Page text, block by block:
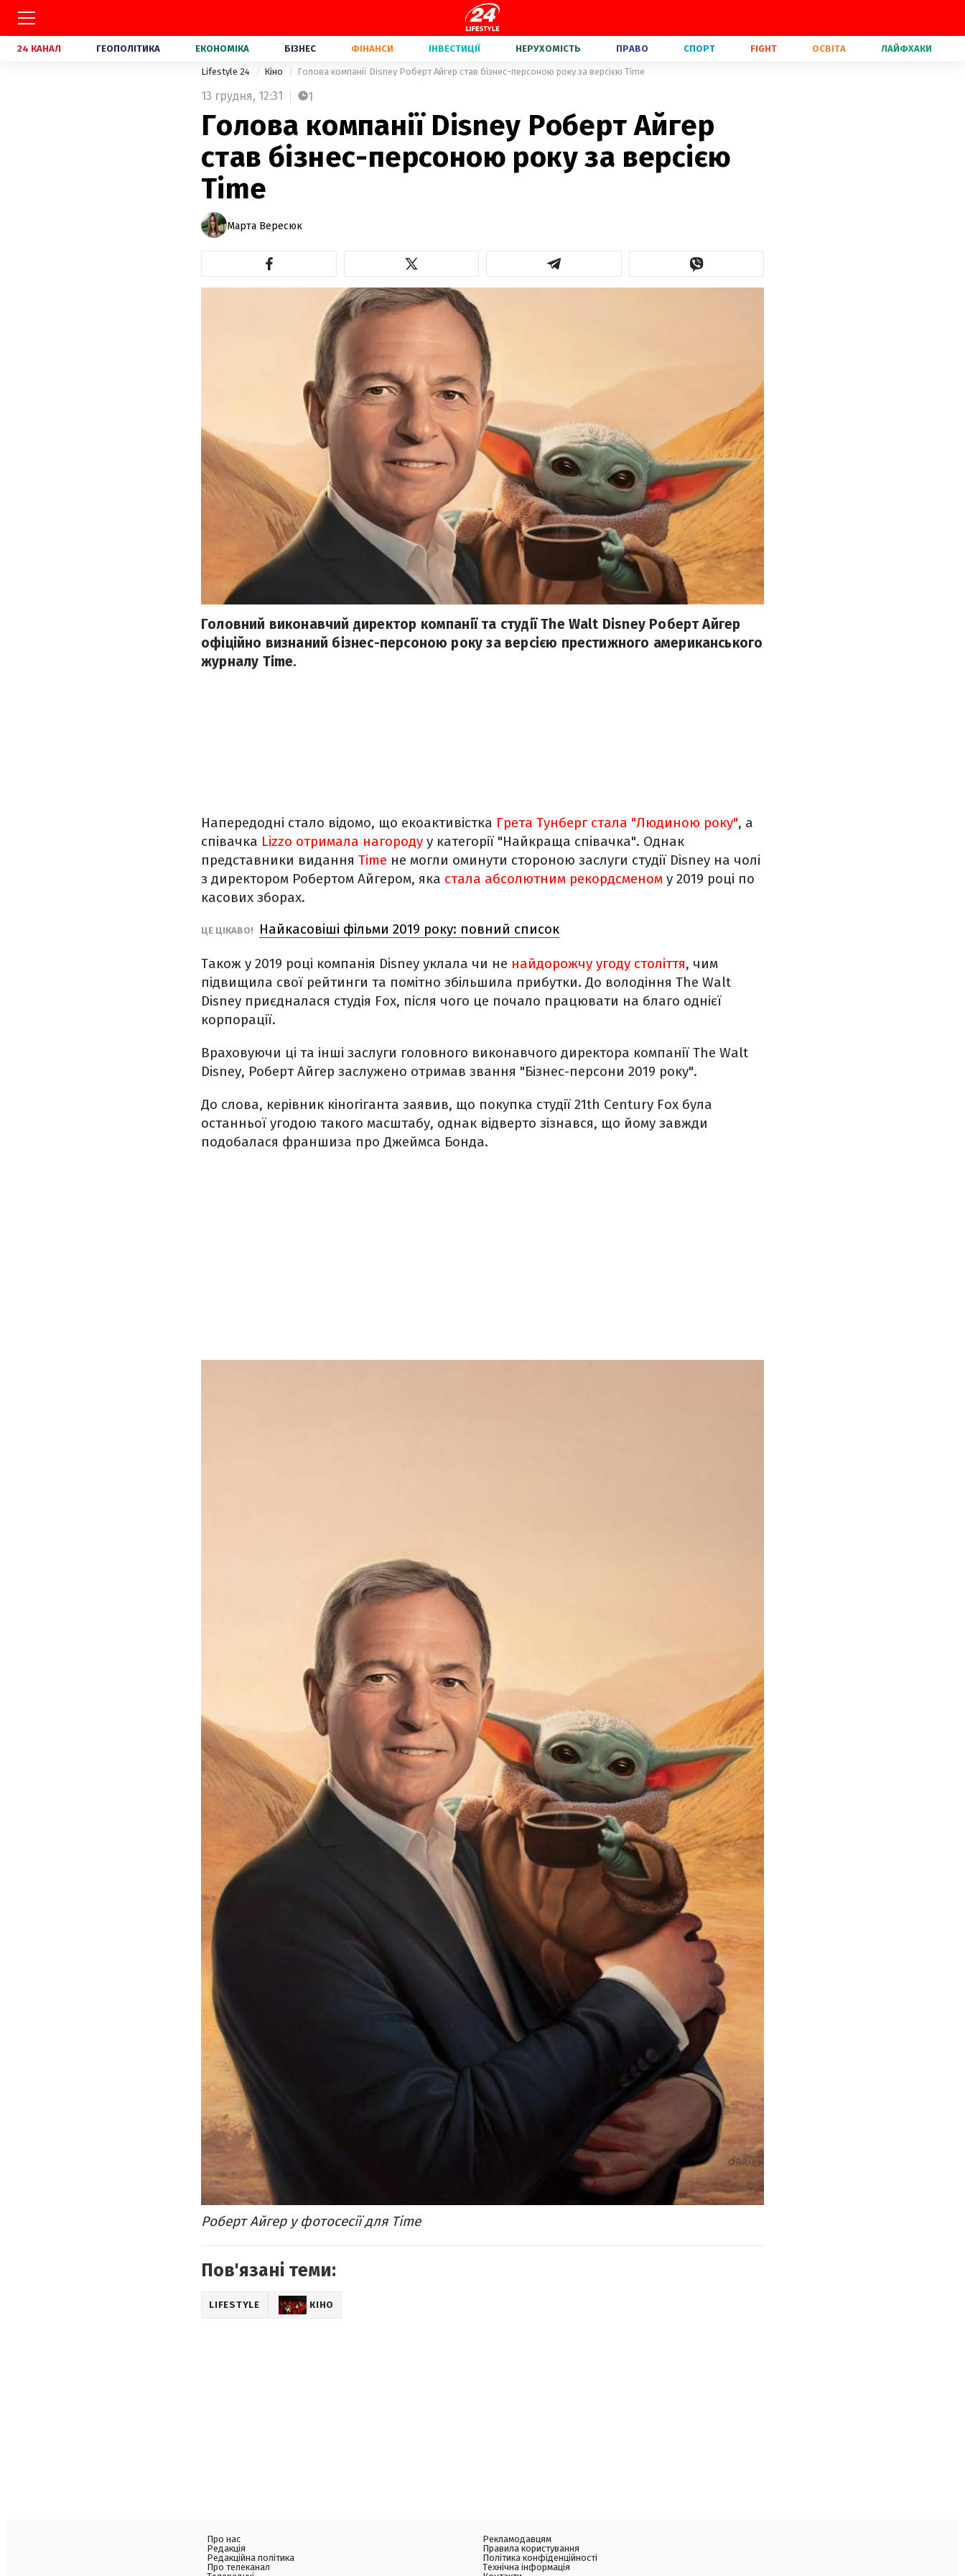
24 КАНАЛ ГЕОПОЛІТИКА ЕКОНОМІКА БІЗНЕС ФІНАНСИ ІНВЕСТИЦІЇ НЕРУХОМІСТЬ ПРАВО СПОРТ FIGHT ОСВІТА ЛАЙФХАКИ
Lifestyle 24 Кіно Голова компанії Disney Роберт Айгер став бізнес-персоною року за версією Time
13 грудня, 12:31 1
Голова компанії Disney Роберт Айгер
став бізнес-персоною року за версією
Time
Марта Вересюк
Головний виконавчий директор компанії та студії The Walt Disney Роберт Айгер
офіційно визнаний бізнес-персоною року за версією престижного американського
журналу Time.
Напередодні стало відомо, що екоактивістка Грета Тунберг стала "Людиною року", а
співачка Lizzo отримала нагороду у категорії "Найкраща співачка". Однак
представники видання Time не могли оминути стороною заслуги студії Disney на чолі
з директором Робертом Айгером, яка стала абсолютним рекордсменом у 2019 році по
касових зборах.
ЦЕ ЦІКАВО! Найкасовіші фільми 2019 року: повний список
Також у 2019 році компанія Disney уклала чи не найдорожчу угоду століття, чим
підвищила свої рейтинги та помітно збільшила прибутки. До володіння The Walt
Disney приєдналася студія Fox, після чого це почало працювати на благо однієї
корпорації.
Враховуючи ці та інші заслуги головного виконавчого директора компанії The Walt
Disney, Роберт Айгер заслужено отримав звання "Бізнес-персони 2019 року".
До слова, керівник кіногіганта заявив, що покупка студії 21th Century Fox була
останньої угодою такого масштабу, однак відверто зізнався, що йому завжди
подобалася франшиза про Джеймса Бонда.
Роберт Айгер у фотосесії для Time
Пов'язані теми:
LIFESTYLE КІНО
Про нас
Редакція
Редакційна політика
Про телеканал
Рекламодавцям
Правила користування
Політика конфіденційності
Технічна інформація